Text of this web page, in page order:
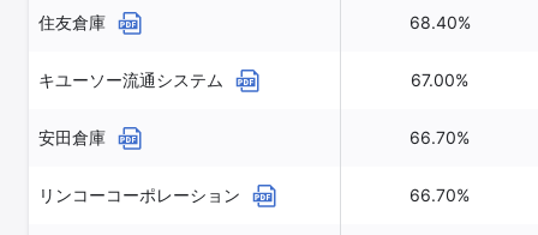
住友倉庫 68.40%
キユーソー流通システム 67.00%
安田倉庫 66.70%
リンコーコーポレーション 66.70%